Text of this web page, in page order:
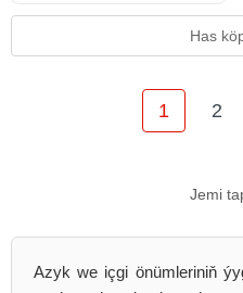
Has
1 2
Jemi
Azyk we içgi önümleriniň